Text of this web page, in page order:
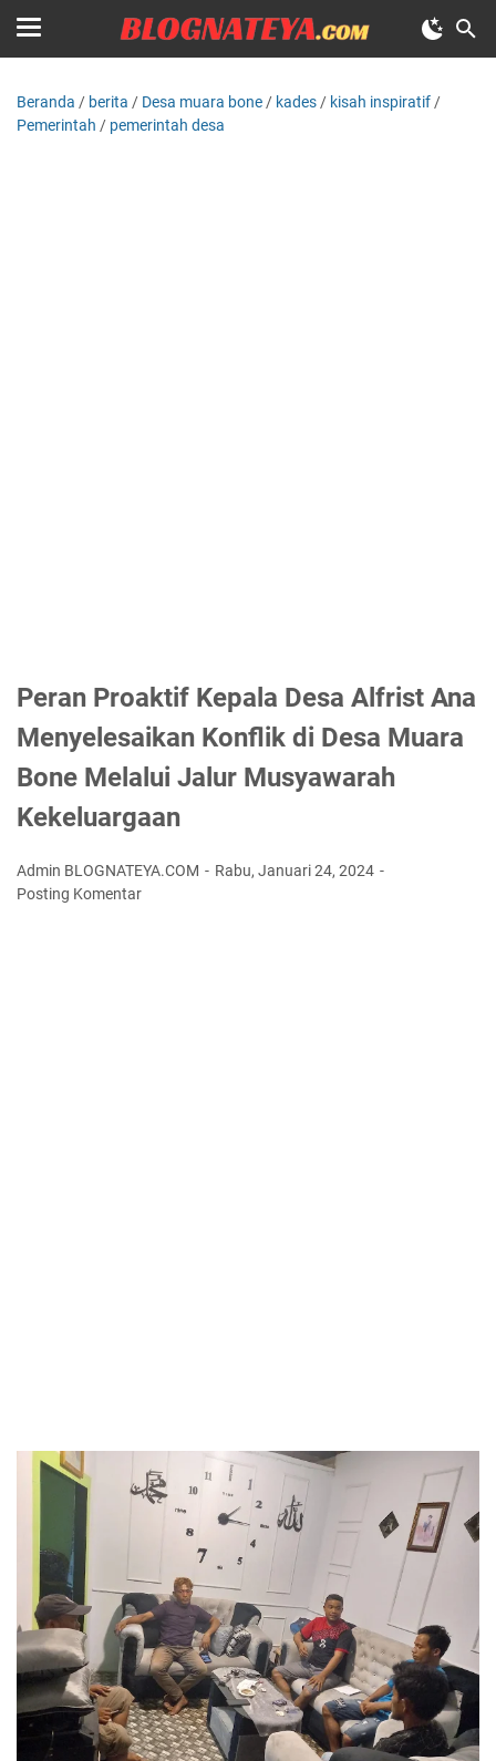
Beranda / berita / Desa muara bone / kades / kisah inspiratif /
Pemerintah / pemerintah desa
Peran Proaktif Kepala Desa Alfrist Ana
Menyelesaikan Konflik di Desa Muara
Bone Melalui Jalur Musyawarah
Kekeluargaan
Admin BLOGNATEYA.COM
Rabu, Januari 24, 2024
Posting Komentar